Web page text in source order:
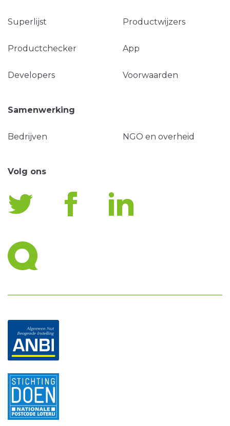
Superlijst Productwijzers
Productchecker App
Developers Voorwaarden
Samenwerking
Bedrijven NGO en overheid
Volg ons